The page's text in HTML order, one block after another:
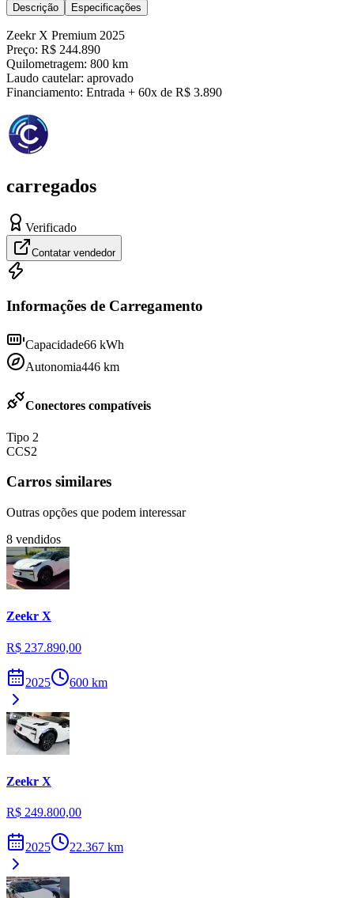
Descrição Especificações
Zeekr X Premium 2025
Preço: R$ 244.890
Quilometragem: 800 km
Laudo cautelar: aprovado
Financiamento: Entrada + 60x de R$ 3.890
carregados
Verificado
Contatar vendedor
Informações de Carregamento
Capacidade66 kWh
Autonomia446 km
Conectores compatíveis
Tipo 2
CCS2
Carros similares
Outras opções que podem interessar
8 vendidos
Zeekr X
R$ 237.890,00
2025 600 km
Zeekr X
R$ 249.800,00
2025 22.367 km